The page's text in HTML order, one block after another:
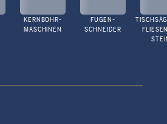
KERNBOHR-
MASCHINEN
FUGEN-
SCHNEIDER